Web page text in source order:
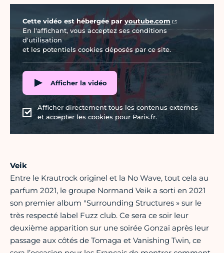
Cette vidéo est hébergée par youtube.com
En l'affichant, vous acceptez ses conditions
d'utilisation
et les potentiels cookies déposés par ce site.
Afficher la vidéo
Afficher directement tous les contenus externes
et accepter les cookies pour Paris.fr.
Veik
Entre le Krautrock originel et la No Wave, tout cela au
parfum 2021, le groupe Normand Veik a sorti en 2021
son premier album "Surrounding Structures » sur le
très respecté label Fuzz club. Ce sera ce soir leur
deuxième apparition sur une soirée Gonzaï après leur
passage aux côtés de Tomaga et Vanishing Twin, ce